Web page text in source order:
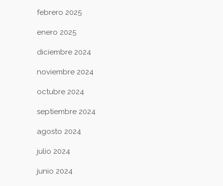
febrero 2025
enero 2025
diciembre 2024
noviembre 2024
octubre 2024
septiembre 2024
agosto 2024
julio 2024
junio 2024